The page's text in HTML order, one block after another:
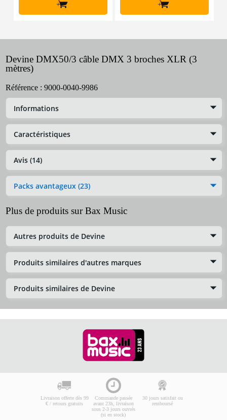
+ +
Devine DMX50/3 câble DMX 3 broches XLR (3
mètres)
Référence : 9000-0040-9986
Informations
Caractéristiques
Avis (14)
Packs avantageux (23)
Plus de produits sur Bax Music
Autres produits de Devine
Produits similaires d'autres marques
Produits similaires de Devine
Livraison offerte dès 99
€ / retours gratuits
Commande passée
avant 23h, livraison
sous 2-3 jours ouvrés
(si en stock)
30 jours satisfait ou
remboursé